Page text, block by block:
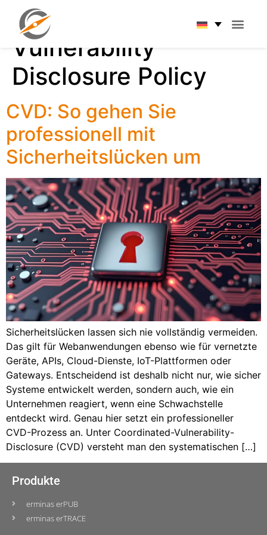
Schlagwort:
Vulnerability
Disclosure Policy
CVD: So gehen Sie
professionell mit
Sicherheitslücken um
Sicherheitslücken lassen sich nie vollständig vermeiden.
Das gilt für Webanwendungen ebenso wie für vernetzte
Geräte, APIs, Cloud-Dienste, IoT-Plattformen oder
Gateways. Entscheidend ist deshalb nicht nur, wie sicher
Systeme entwickelt werden, sondern auch, wie ein
Unternehmen reagiert, wenn eine Schwachstelle
entdeckt wird. Genau hier setzt ein professioneller
CVD-Prozess an. Unter Coordinated-Vulnerability-
Disclosure (CVD) versteht man den systematischen […]
Produkte
erminas erPUB
erminas erTRACE